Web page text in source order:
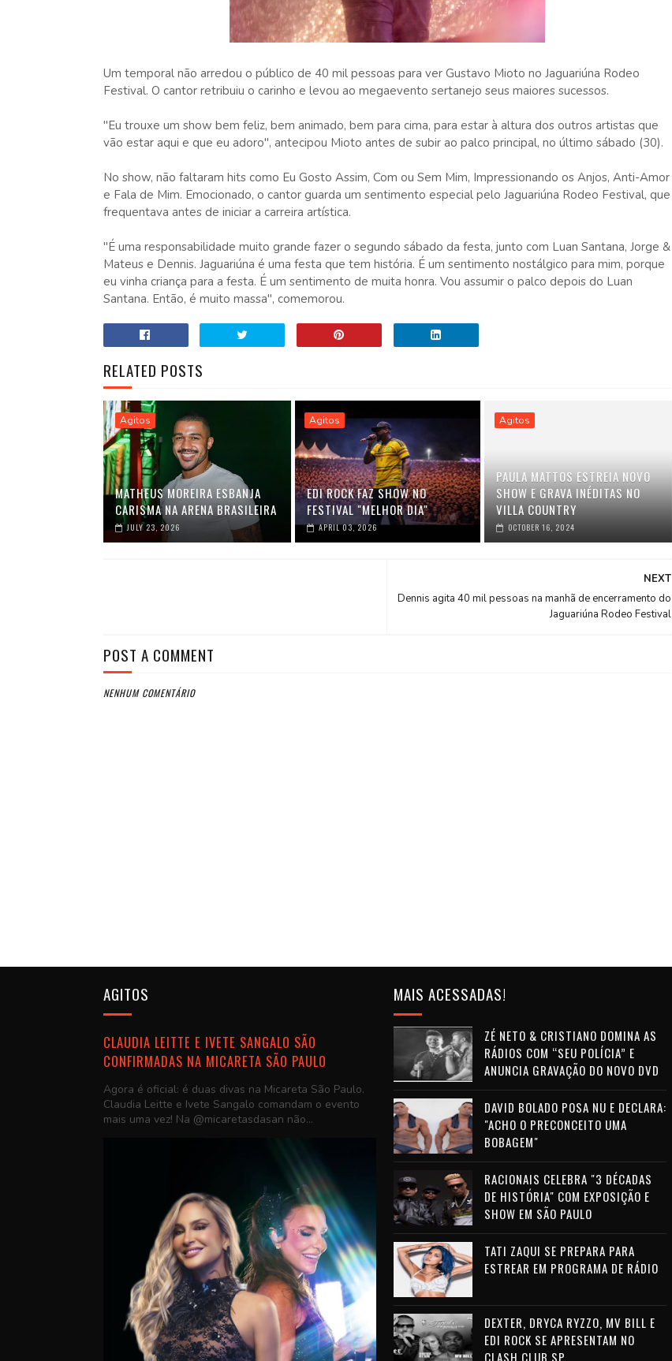
Um temporal não arredou o público de 40 mil pessoas para ver Gustavo Mioto no Jaguariúna Rodeo
Festival. O cantor retribuiu o carinho e levou ao megaevento sertanejo seus maiores sucessos.
"Eu trouxe um show bem feliz, bem animado, bem para cima, para estar à altura dos outros artistas que
vão estar aqui e que eu adoro", antecipou Mioto antes de subir ao palco principal, no último sábado (30).
No show, não faltaram hits como Eu Gosto Assim, Com ou Sem Mim, Impressionando os Anjos, Anti-Amor
e Fala de Mim. Emocionado, o cantor guarda um sentimento especial pelo Jaguariúna Rodeo Festival, que
frequentava antes de iniciar a carreira artística.
"É uma responsabilidade muito grande fazer o segundo sábado da festa, junto com Luan Santana, Jorge &
Mateus e Dennis. Jaguariúna é uma festa que tem história. É um sentimento nostálgico para mim, porque
eu vinha criança para a festa. É um sentimento de muita honra. Vou assumir o palco depois do Luan
Santana. Então, é muito massa", comemorou.
RELATED POSTS
Agitos
MATHEUS MOREIRA ESBANJA
CARISMA NA ARENA BRASILEIRA
JULY 23, 2026
Agitos
EDI ROCK FAZ SHOW NO
FESTIVAL "MELHOR DIA"
APRIL 03, 2026
Agitos
PAULA MATTOS ESTREIA NOVO
SHOW E GRAVA INÉDITAS NO
VILLA COUNTRY
OCTOBER 16, 2024
NEXT
Dennis agita 40 mil pessoas na manhã de encerramento do
Jaguariúna Rodeo Festival
POST A COMMENT
NENHUM COMENTÁRIO
AGITOS
CLAUDIA LEITTE E IVETE SANGALO SÃO
CONFIRMADAS NA MICARETA SÃO PAULO
Agora é oficial: é duas divas na Micareta São Paulo.
Claudia Leitte e Ivete Sangalo comandam o evento
mais uma vez! Na @micaretasdasan não...
MAIS ACESSADAS!
ZÉ NETO & CRISTIANO DOMINA AS
RÁDIOS COM “SEU POLÍCIA” E
ANUNCIA GRAVAÇÃO DO NOVO DVD
DAVID BOLADO POSA NU E DECLARA:
"ACHO O PRECONCEITO UMA
BOBAGEM"
RACIONAIS CELEBRA "3 DÉCADAS
DE HISTÓRIA" COM EXPOSIÇÃO E
SHOW EM SÃO PAULO
TATI ZAQUI SE PREPARA PARA
ESTREAR EM PROGRAMA DE RÁDIO
DEXTER, DRYCA RYZZO, MV BILL E
EDI ROCK SE APRESENTAM NO
CLASH CLUB SP